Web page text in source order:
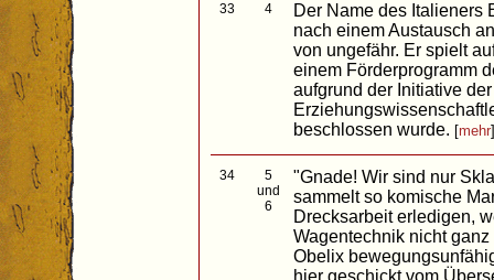
33 4
Der Name des Italieners
nach einem Austausch
von ungefähr. Er spielt
einem Förderprogramm
aufgrund der Initiative
beschlossen wurde. [mehr]
34
5
und
6
"Gnade! Wir sind nur
sammelt so komische
Drecksarbeit erledigen,
Wagentechnik nicht
Obelix
hier geschickt vom